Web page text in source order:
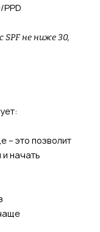
PPD
не ниже 30,
– это позволит
начать